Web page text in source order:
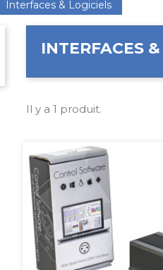
Interfaces & Logiciels
INTERFACES
Il y a 1 produit.